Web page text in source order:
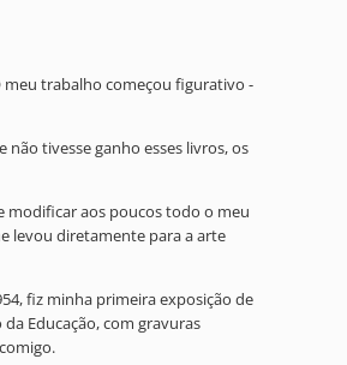
meu trabalho começou figurativo -
não tivesse ganho esses livros, os
modificar aos poucos todo o meu
levou diretamente para a arte
fiz minha primeira exposição de
Educação, com gravuras